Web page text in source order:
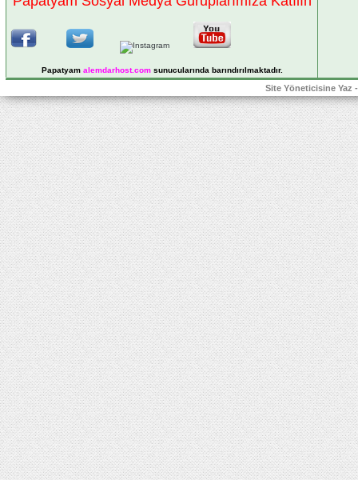
Papatyam alemdarhost.comsunucularında barındırılmaktadır.
Site Yöneticisine Yaz